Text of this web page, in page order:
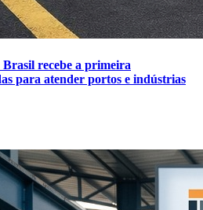
recebe a primeira
para atender portos e indústrias